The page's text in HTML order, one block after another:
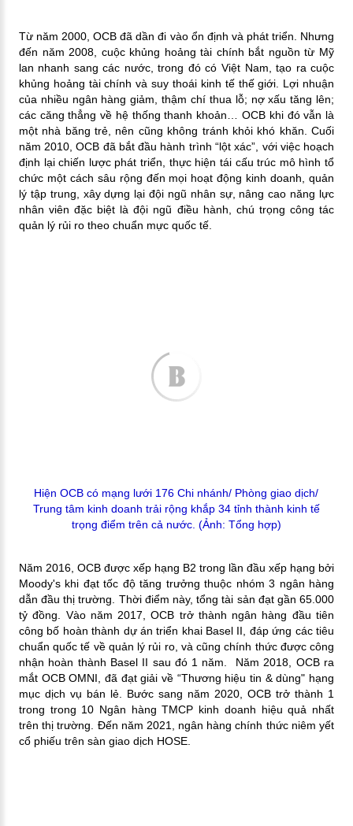
Từ năm 2000, OCB đã dần đi vào ổn định và phát triển. Nhưng
đến năm 2008, cuộc khủng hoảng tài chính bắt nguồn từ Mỹ
lan nhanh sang các nước, trong đó có Việt Nam, tạo ra cuộc
khủng hoảng tài chính và suy thoái kinh tế thế giới. Lợi nhuận
của nhiều ngân hàng giảm, thậm chí thua lỗ; nợ xấu tăng lên;
các căng thẳng về hệ thống thanh khoản… OCB khi đó vẫn là
một nhà băng trẻ, nên cũng không tránh khỏi khó khăn. Cuối
năm 2010, OCB đã bắt đầu hành trình “lột xác”, với việc hoạch
định lại chiến lược phát triển, thực hiện tái cấu trúc mô hình tổ
chức một cách sâu rộng đến mọi hoạt động kinh doanh, quản
lý tập trung, xây dựng lại đội ngũ nhân sự, nâng cao năng lực
nhân viên đặc biệt là đội ngũ điều hành, chú trọng công tác
quản lý rủi ro theo chuẩn mực quốc tế.
Hiện OCB có mạng lưới 176 Chi nhánh/ Phòng giao dịch/
Trung tâm kinh doanh trải rộng khắp 34 tỉnh thành kinh tế
trọng điểm trên cả nước. (Ảnh: Tổng hợp)
Năm 2016, OCB được xếp hạng B2 trong lần đầu xếp hạng bởi
Moody's khi đạt tốc độ tăng trưởng thuộc nhóm 3 ngân hàng
dẫn đầu thị trường. Thời điểm này, tổng tài sản đạt gần 65.000
tỷ đồng. Vào năm 2017, OCB trở thành ngân hàng đầu tiên
công bố hoàn thành dự án triển khai Basel II, đáp ứng các tiêu
chuẩn quốc tế về quản lý rủi ro, và cũng chính thức được công
nhận hoàn thành Basel II sau đó 1 năm. Năm 2018, OCB ra
mắt OCB OMNI, đã đạt giải về “Thương hiệu tin & dùng" hạng
mục dịch vụ bán lẻ. Bước sang năm 2020, OCB trở thành 1
trong trong 10 Ngân hàng TMCP kinh doanh hiệu quả nhất
trên thị trường. Đến năm 2021, ngân hàng chính thức niêm yết
cổ phiếu trên sàn giao dịch HOSE.